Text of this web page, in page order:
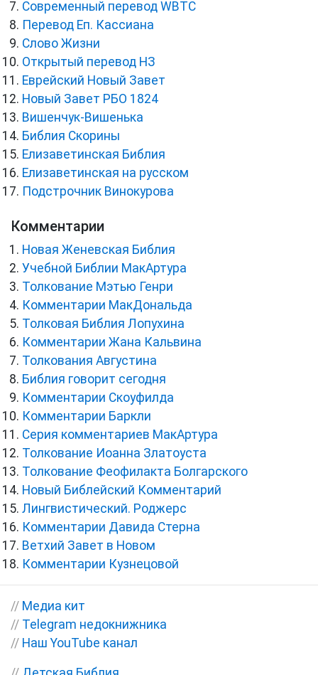
Cовременный перевод WBTC
Перевод Еп. Кассиана
Слово Жизни
Открытый перевод НЗ
Еврейский Новый Завет
Новый Завет РБО 1824
Вишенчук-Вишенька
Библия Скорины
Елизаветинская Библия
Елизаветинская на русском
Подстрочник Винокурова
Комментарии
Новая Женевская Библия
Учебной Библии МакАртура
Толкование Мэтью Генри
Комментарии МакДональда
Толковая Библия Лопухина
Комментарии Жана Кальвина
Толкования Августина
Библия говорит сегодня
Комментарии Скоуфилда
Комментарии Баркли
Серия комментариев МакАртура
Толкование Иоанна Златоуста
Толкование Феофилакта Болгарского
Новый Библейский Комментарий
Лингвистический. Роджерс
Комментарии Давида Стерна
Ветхий Завет в Новом
Комментарии Кузнецовой
// Медиа кит
// Telegram недокнижника
// Наш YouTube канал